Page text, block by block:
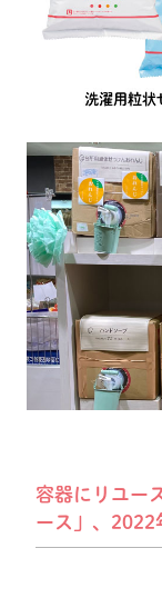
容器にリユー
ース」、2022